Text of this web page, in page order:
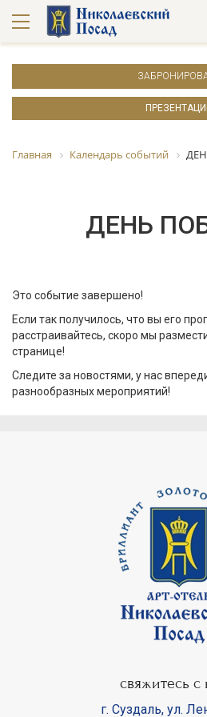
Главная Календарь событий
ДЕНЬ
Это событие завершено!
Если так получилось, что вы его
расстраивайтесь, скоро мы
странице!
Следите за новостями, у нас
разнообразных мероприятий!
свяжитесь с
г. Суздаль, ул.